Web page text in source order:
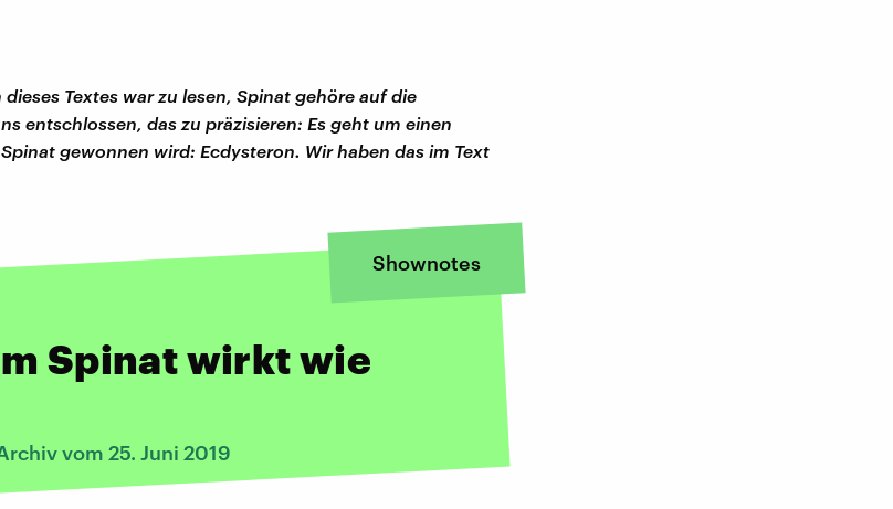
Textes war zu lesen, Spinat gehöre auf die
entschlossen, das zu präzisieren: Es geht um einen
gewonnen wird: Ecdysteron. Wir haben das im Text
Shownotes
Spinat wirkt wie
vom 25. Juni 2019